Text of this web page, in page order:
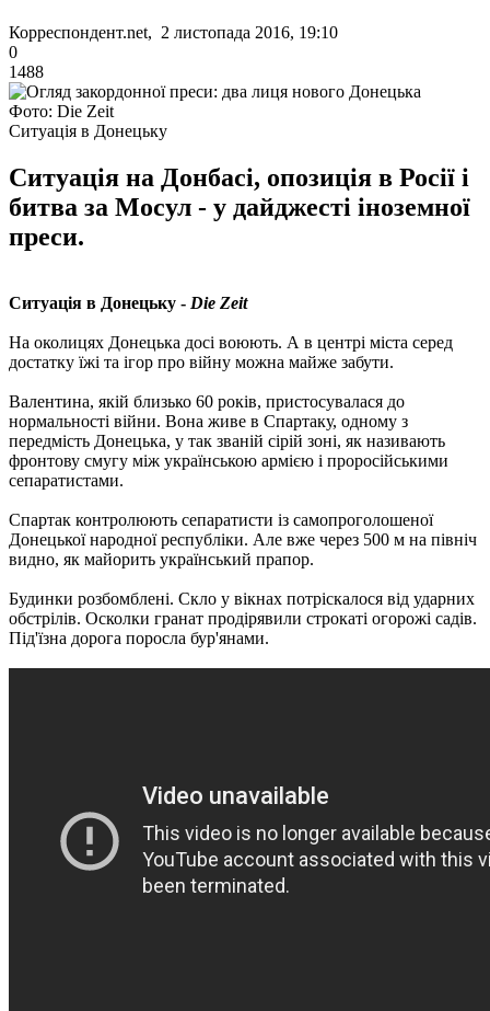
Корреспондент.net, 2 листопада 2016, 19:10
0
1488
Фото: Die Zeit
Ситуація в Донецьку
Ситуація на Донбасі, опозиція в Росії і
битва за Мосул - у дайджесті іноземної
преси.
Ситуація в Донецьку - Die Zeit
На околицях Донецька досі воюють. А в центрі міста серед
достатку їжі та ігор про війну можна майже забути.
Валентина, якій близько 60 років, пристосувалася до
нормальності війни. Вона живе в Спартаку, одному з
передмість Донецька, у так званій сірій зоні, як називають
фронтову смугу між українською армією і проросійськими
сепаратистами.
Спартак контролюють сепаратисти із самопроголошеної
Донецької народної республіки. Але вже через 500 м на північ
видно, як майорить український прапор.
Будинки розбомблені. Скло у вікнах потріскалося від ударних
обстрілів. Осколки гранат продірявили строкаті огорожі садів.
Під'їзна дорога поросла бур'янами.